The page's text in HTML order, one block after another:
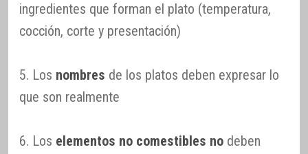
ingredientes que forman el plato (temperatura,
cocción, corte y presentación)
5. Los nombres de los platos deben expresar lo
que son realmente
6. Los elementos no comestibles no deben